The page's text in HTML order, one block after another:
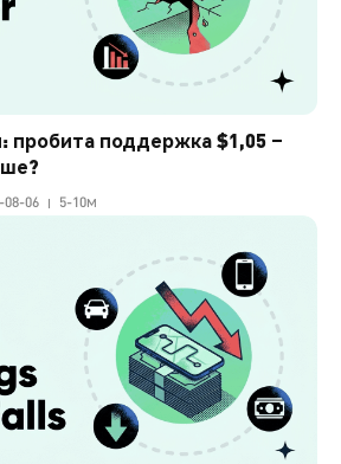
пробита поддержка $1,05 –
08-06 5-10м